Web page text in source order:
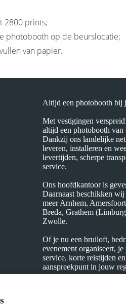
2800 prints;
photobooth op de beurslocatie;
van papier.
Altijd een photobooth bij
Met vestigingen
altijd een photobooth
Dankzij ons landelijke
leveren, installeren en
levertijden, scherpe
service.
Ons hoofdkantoor is
Daarnaast beschikken
meer Arnhem,
Breda, Grathem
Zwolle.
Of je nu een bruiloft,
evenement organiseert,
service, korte reistijden
aanspreekpunt in jouw